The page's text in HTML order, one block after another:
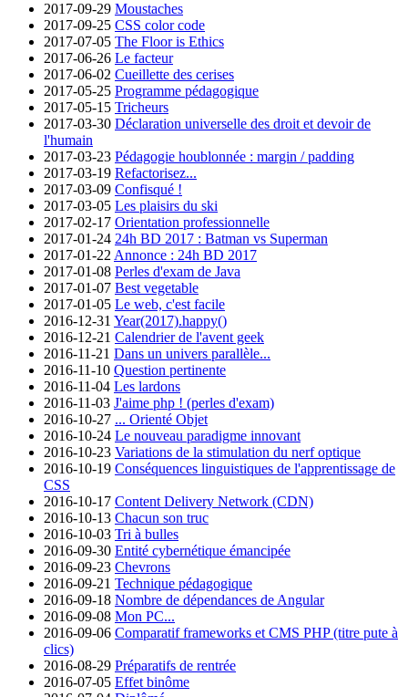
2017-09-29 Moustaches
2017-09-25 CSS color code
2017-07-05 The Floor is Ethics
2017-06-26 Le facteur
2017-06-02 Cueillette des cerises
2017-05-25 Programme pédagogique
2017-05-15 Tricheurs
2017-03-30 Déclaration universelle des droit et devoir de
l'humain
2017-03-23 Pédagogie houblonnée : margin / padding
2017-03-19 Refactorisez...
2017-03-09 Confisqué !
2017-03-05 Les plaisirs du ski
2017-02-17 Orientation professionnelle
2017-01-24 24h BD 2017 : Batman vs Superman
2017-01-22 Annonce : 24h BD 2017
2017-01-08 Perles d'exam de Java
2017-01-07 Best vegetable
2017-01-05 Le web, c'est facile
2016-12-31 Year(2017).happy()
2016-12-21 Calendrier de l'avent geek
2016-11-21 Dans un univers parallèle...
2016-11-10 Question pertinente
2016-11-04 Les lardons
2016-11-03 J'aime php ! (perles d'exam)
2016-10-27 ... Orienté Objet
2016-10-24 Le nouveau paradigme innovant
2016-10-23 Variations de la stimulation du nerf optique
2016-10-19 Conséquences linguistiques de l'apprentissage de
CSS
2016-10-17 Content Delivery Network (CDN)
2016-10-13 Chacun son truc
2016-10-03 Tri à bulles
2016-09-30 Entité cybernétique émancipée
2016-09-23 Chevrons
2016-09-21 Technique pédagogique
2016-09-18 Nombre de dépendances de Angular
2016-09-08 Mon PC...
2016-09-06 Comparatif frameworks et CMS PHP (titre pute à
clics)
2016-08-29 Préparatifs de rentrée
2016-07-05 Effet binôme